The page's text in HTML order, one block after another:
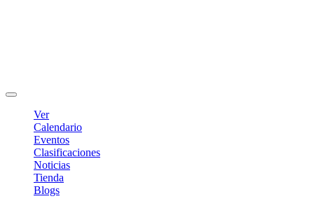
Ver
Calendario
Eventos
Clasificaciones
Noticias
Tienda
Blogs